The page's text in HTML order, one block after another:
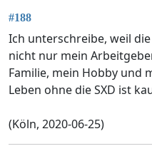
#188
Ich unterschreibe, weil
nicht nur mein
Familie, mein Hobby und
Leben ohne die SXD ist
(Köln, 2020-06-25)